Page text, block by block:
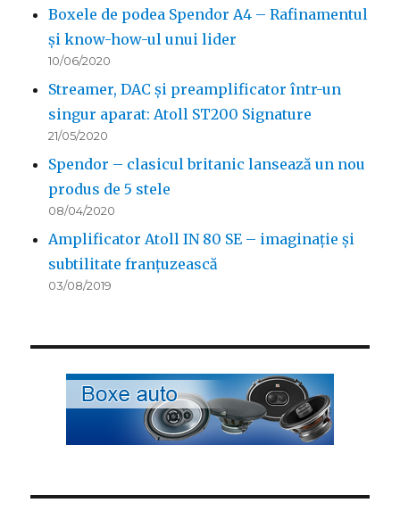
Boxele de podea Spendor A4 – Rafinamentul
și know-how-ul unui lider
10/06/2020
Streamer, DAC și preamplificator într-un
singur aparat: Atoll ST200 Signature
21/05/2020
Spendor – clasicul britanic lansează un nou
produs de 5 stele
08/04/2020
Amplificator Atoll IN 80 SE – imaginație și
subtilitate franțuzească
03/08/2019